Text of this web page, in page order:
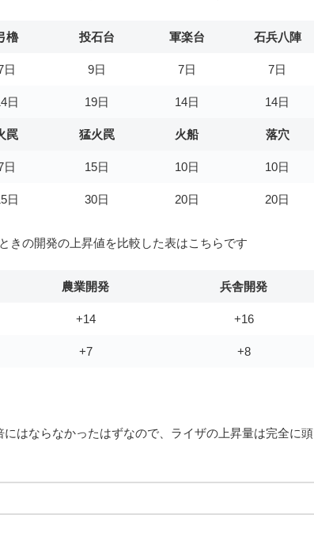
櫓 投石台 軍楽台 石兵八陣
日 9日 7日 7日
日 19日 14日 14日
罠 猛火罠 火船 落穴
日 15日 10日 10日
日 30日 20日 20日
きの開発の上昇値を比較した表はこちらです
農業開発 兵舎開発
+14 +16
+7 +8
はならなかったはずなので、ライザの上昇量は完全に頭